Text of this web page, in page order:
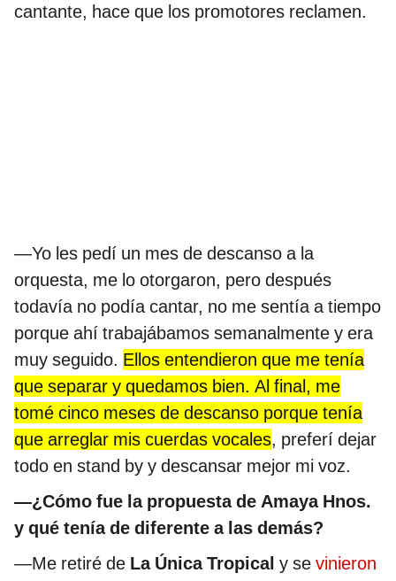
cantante, hace que los promotores reclamen.
—Yo les pedí un mes de descanso a la
orquesta, me lo otorgaron, pero después
todavía no podía cantar, no me sentía a tiempo
porque ahí trabajábamos semanalmente y era
muy seguido. Ellos entendieron que me tenía
que separar y quedamos bien. Al final, me
tomé cinco meses de descanso porque tenía
que arreglar mis cuerdas vocales, preferí dejar
todo en stand by y descansar mejor mi voz.
—¿Cómo fue la propuesta de Amaya Hnos.
y qué tenía de diferente a las demás?
—Me retiré de La Única Tropical y se vinieron